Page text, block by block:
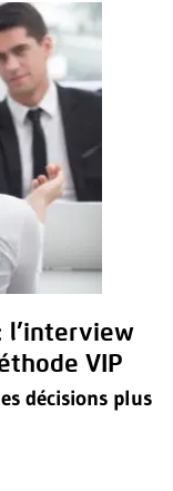
l’interview
VIP
décisions plus